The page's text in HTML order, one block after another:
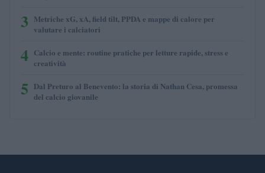
3 Metriche xG, xA, field tilt, PPDA e mappe di calore per
valutare i calciatori
4 Calcio e mente: routine pratiche per letture rapide, stress e
creatività
5 Dal Preturo al Benevento: la storia di Nathan Cesa, promessa
del calcio giovanile